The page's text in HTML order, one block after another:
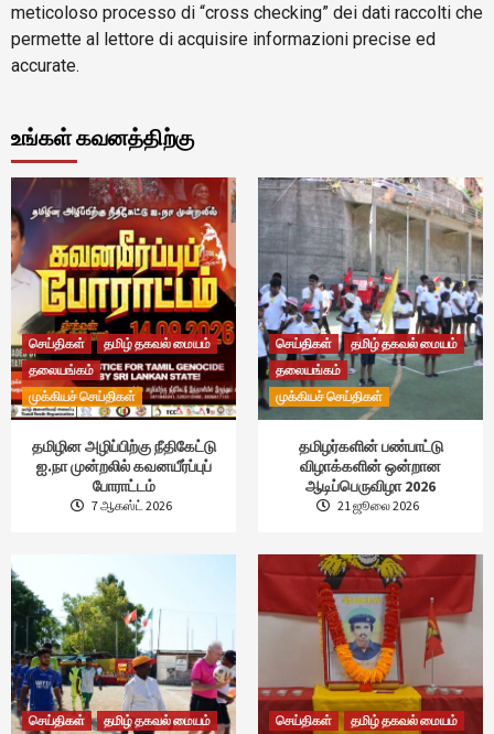
meticoloso processo di “cross checking” dei dati raccolti che
permette al lettore di acquisire informazioni precise ed
accurate.
உங்கள் கவனத்திற்கு
செய்திகள்
தமிழ் தகவல் மையம்
தலையங்கம்
முக்கியச் செய்திகள்
தமிழின அழிப்பிற்கு நீதிகேட்டு
ஐ.நா முன்றலில் கவனயீர்ப்புப்
போராட்டம்
7 ஆகஸ்ட் 2026
செய்திகள்
தமிழ் தகவல் மையம்
தலையங்கம்
முக்கியச் செய்திகள்
தமிழர்களின் பண்பாட்டு
விழாக்களின் ஒன்றான
ஆடிப்பெருவிழா 2026
21 ஜூலை 2026
செய்திகள்
தமிழ் தகவல் மையம்
செய்திகள்
தமிழ் தகவல் மையம்